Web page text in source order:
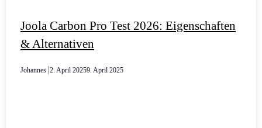
Joola Carbon Pro Test 2026: Eigenschaften
& Alternativen
Johannes 2. April 20259. April 2025